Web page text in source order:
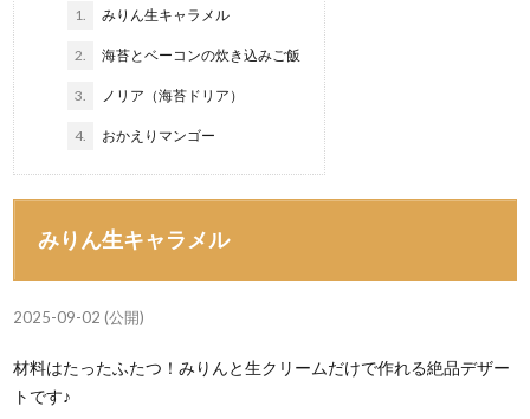
1. みりん生キャラメル
2. 海苔とベーコンの炊き込みご飯
3. ノリア（海苔ドリア）
4. おかえりマンゴー
みりん生キャラメル
2025-09-02 (公開)
材料はたったふたつ！みりんと生クリームだけで作れる絶品デザー
トです♪